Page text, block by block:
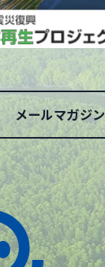
メールマガジン